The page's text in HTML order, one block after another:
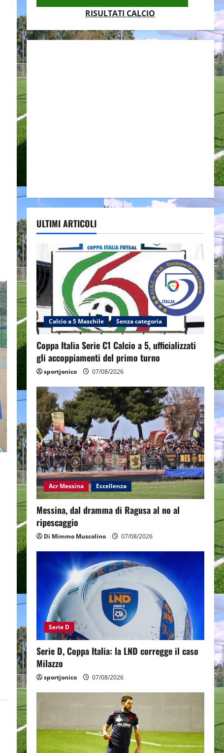
RISULTATI CALCIO
ULTIMI ARTICOLI
Calcio a 5 Maschile Senza categoria
Coppa Italia Serie C1 Calcio a 5, ufficializzati
gli accoppiamenti del primo turno
sportjonico 07/08/2026
Acr Messina Eccellenza
Messina, dal dramma di Ragusa al no al
ripescaggio
Di Mimmo Muscolino 07/08/2026
Serie D
Serie D, Coppa Italia: la LND corregge il caso
Milazzo
sportjonico 07/08/2026